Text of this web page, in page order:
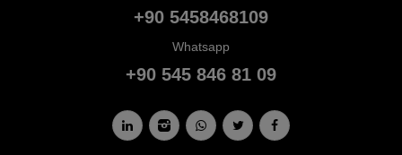
+90 5458468109
Whatsapp
+90 545 846 81 09